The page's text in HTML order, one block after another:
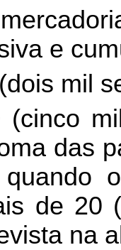
e
mil
(cinco
das
de 20
na